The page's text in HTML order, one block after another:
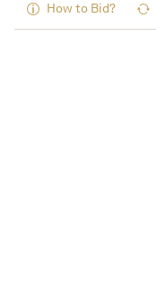
How to Bid?